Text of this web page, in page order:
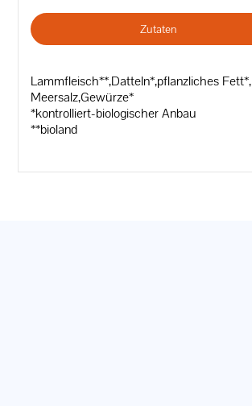
Zutaten
Lammfleisch**,Datteln*,pflanzliches Fett*,
Meersalz,Gewürze*
*kontrolliert-biologischer Anbau
**bioland